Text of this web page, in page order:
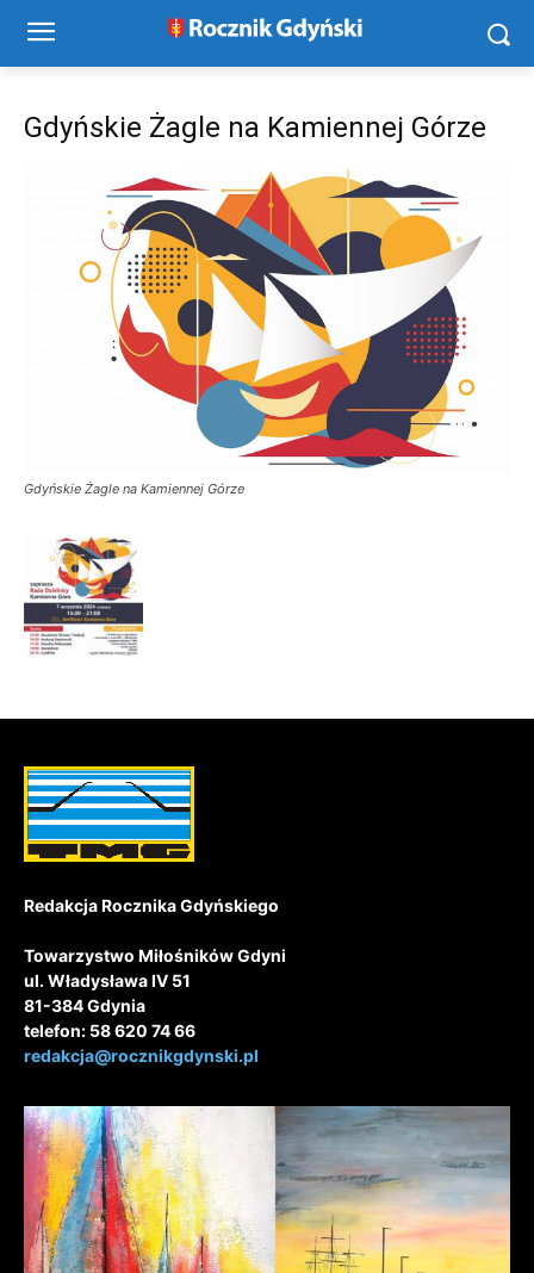
Gdyńskie Żagle na Kamiennej Górze
Gdyńskie Żagle na Kamiennej Górze
Redakcja Rocznika Gdyńskiego
Towarzystwo Miłośników Gdyni
ul. Władysława IV 51
81-384 Gdynia
telefon: 58 620 74 66
redakcja@rocznikgdynski.pl